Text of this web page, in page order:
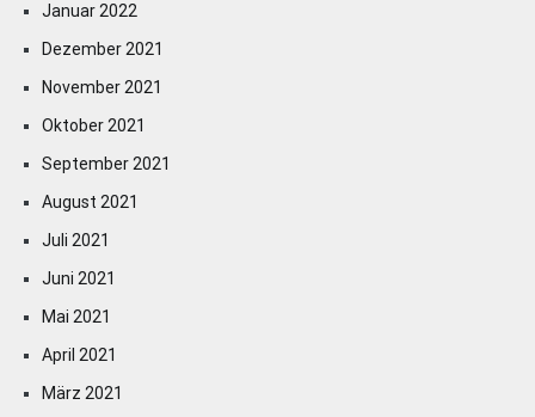
Januar 2022
Dezember 2021
November 2021
Oktober 2021
September 2021
August 2021
Juli 2021
Juni 2021
Mai 2021
April 2021
März 2021